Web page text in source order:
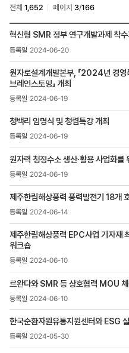
전체 1,652 페이지 3/166
소통센터
회사소식
목록
-
번호,
제목,
등록일
,
첨부파일
조회수
혁신형 SMR 정부 연구개발과제 착
2024-06-20
원자로설계개발본부, 「2024년 경영
브레인스토밍」 개최
2024-06-19
청백리 임명식 및 청렴특강 개최
2024-06-19
원자력 청정수소 생산∙활용 사업화를
2024-06-19
제주한림해상풍력 풍력발전기 18개
2024-06-14
제주한림해상풍력 EPC사업 기자재
워크숍
2024-06-10
르완다와 SMR 등 상호협력 MOU
2024-06-10
한국순환자원유통지원센터와 ESG
2024-05-30